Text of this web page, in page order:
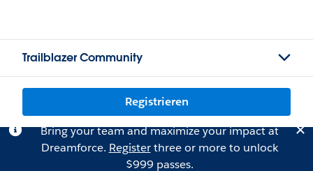
Trailblazer Community
Registrieren
Bring your team and maximize your impact at
Dreamforce. Registerthree or more to unlock
$999 passes.